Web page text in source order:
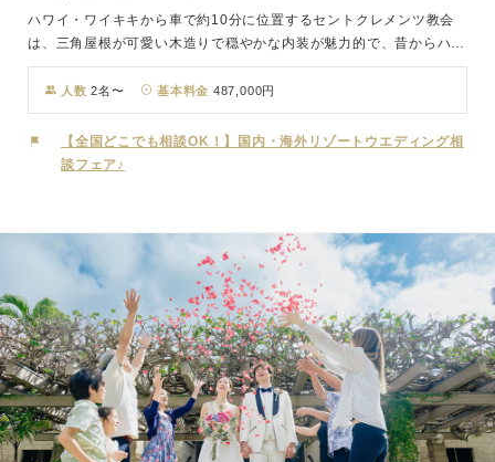
ハワイ・ワイキキから車で約10分に位置するセントクレメンツ教会
は、三角屋根が可愛い木造りで穏やかな内装が魅力的で、昔からハワ
イの方々に愛されてきた由緒ある教会です。 美しいステンドグラス
とパイプオルガンの音色に見守られながら、神聖な挙式が行われま
す。 周辺は喧騒を忘れさせてくれる静かな環境で、ゆったりと落ち
着いた雰囲気の中で永遠の愛を誓いませんか。
人数 2名〜 基本料金 487,000円
【全国どこでも相談OK！】国内・海外リゾートウエディング相
談フェア♪